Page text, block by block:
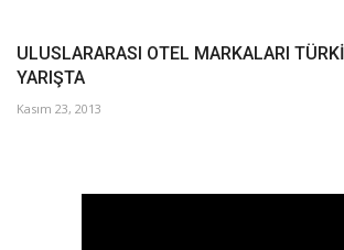
ULUSLARARASI OTEL MARKALARI
YARIŞTA
Kasım 23, 2013